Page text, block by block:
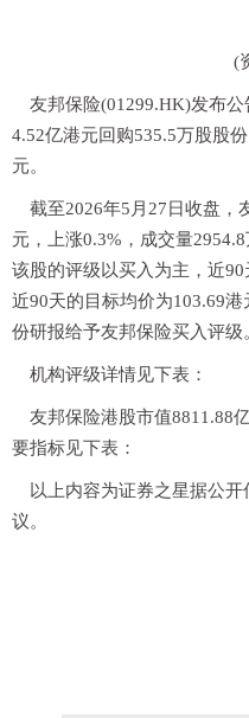
(
友邦保险(01299.HK)发布
4.52亿港元回购535.5万股股
元。
截至2026年5月27日收盘，
元，上涨0.3%，成交量
该股的评级以买入为主，近
近90天的目标均价为103.69
份研报给予友邦保险买入评级
机构评级详情见下表：
友邦保险港股市值8811.88
要指标见下表：
以上内容为证券之星据公
议。